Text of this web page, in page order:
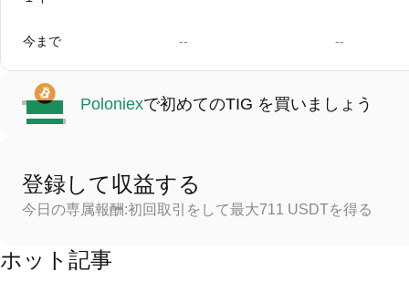
今まで -- --
Poloniexで初めてのTIG を買いましょう
登録して収益する
今日の専属報酬:初回取引をして最大711 USDTを得る
ホット記事